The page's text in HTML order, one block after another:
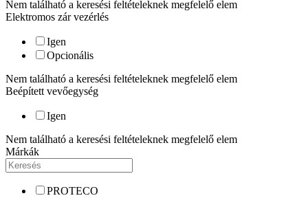
Nem található a keresési feltételeknek megfelelő elem
Elektromos zár vezérlés
Igen
Opcionális
Nem található a keresési feltételeknek megfelelő elem
Beépített vevőegység
Igen
Nem található a keresési feltételeknek megfelelő elem
Márkák
PROTECO